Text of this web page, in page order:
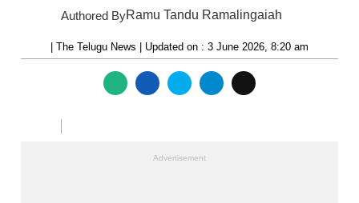
Authored ByRamu Tandu Ramalingaiah
| The Telugu News | Updated on : 3 June 2026, 8:20 am